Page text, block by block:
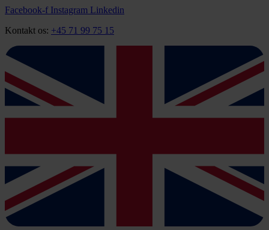
Videre
indhold
Facebook-f Instagram Linkedin
Kontakt os: +45 71 99 75 15